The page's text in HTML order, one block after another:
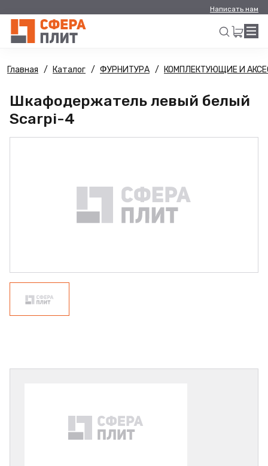
Написать нам
Искать
Главная Каталог ФУРНИТУРА КОМПЛЕКТУЮЩИЕ И
Шкафодержатель левый белый
Scarpi-4